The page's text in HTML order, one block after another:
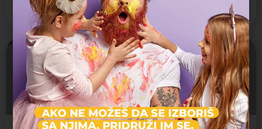
Stari Grad